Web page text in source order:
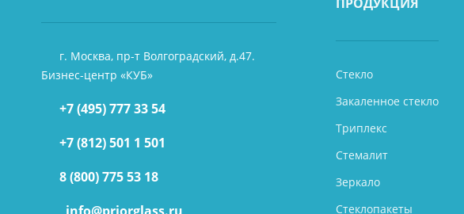
г. Москва, пр-т Волгоградский, д.47.
Бизнес-центр «КУБ»
+7 (495) 777 33 54
+7 (812) 501 1 501
8 (800) 775 53 18
Стекло
Закаленное стекло
Триплекс
Стемалит
Зеркало
Стеклопакеты